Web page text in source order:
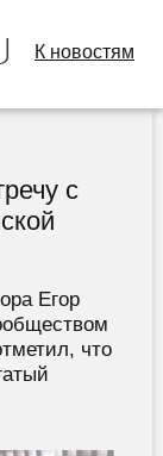
К новостям
с
Егор
что